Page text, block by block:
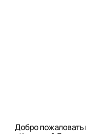
Добро пожаловать